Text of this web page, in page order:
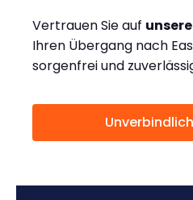
Vertrauen Sie auf
Ihren Übergang nach
sorgenfrei und